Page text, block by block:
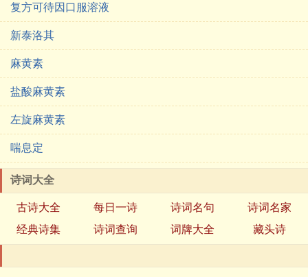
复方可待因口服溶液
新泰洛其
麻黄素
盐酸麻黄素
左旋麻黄素
喘息定
诗词大全
古诗大全 每日一诗 诗词名句
诗词名家
经典诗集
诗词查询 词牌大全 藏头诗